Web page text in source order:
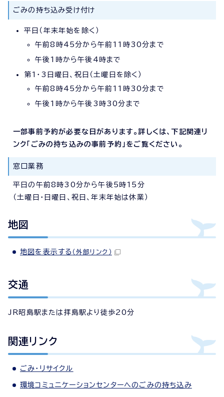
ごみの持ち込み受け付け
平日（年末年始を除く）
午前8時45分から午前11時30分まで
午後1時から午後4時まで
第1・3日曜日、祝日（土曜日を除く）
午前8時45分から午前11時30分まで
午後1時から午後3時30分まで
一部事前予約が必要な日があります。詳しくは、下記関連リ
ンク「ごみの持ち込みの事前予約 」をご覧ください。
窓口業務
平日の午前8時30分から午後5時15分
（土曜日・日曜日、祝日、年末年始は休業）
地図
地図を表示する （外部リンク）
交通
JR昭島駅または拝島駅より徒歩20分
関連リンク
ごみ・リサイクル
環境コミュニケーションセンターへのごみの持ち込み